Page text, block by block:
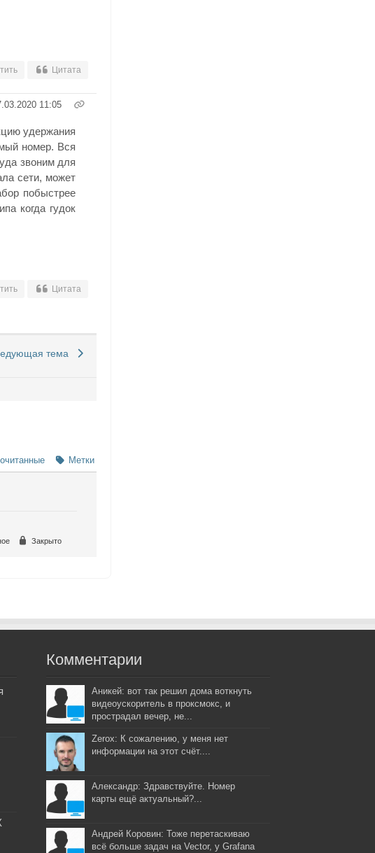
Цитата
11:05
удержания
номер. Вся
звоним для
сети, может
побыстрее
когда гудок
Цитата
тема
Метки
Закрыто
Комментарии
Аникей: вот так решил дома воткнуть
видеоускоритель в проксмокс, и
прострадал вечер, не...
Zerox: К сожалению, у меня нет
информации на этот счёт....
Александр: Здравствуйте. Номер
карты ещё актуальный?...
Андрей Коровин: Тоже перетаскиваю
всё больше задач на Vector, у Grafana